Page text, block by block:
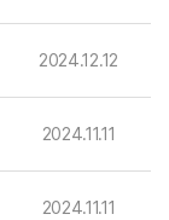
2024.12.12
2024.11.11
2024.11.11